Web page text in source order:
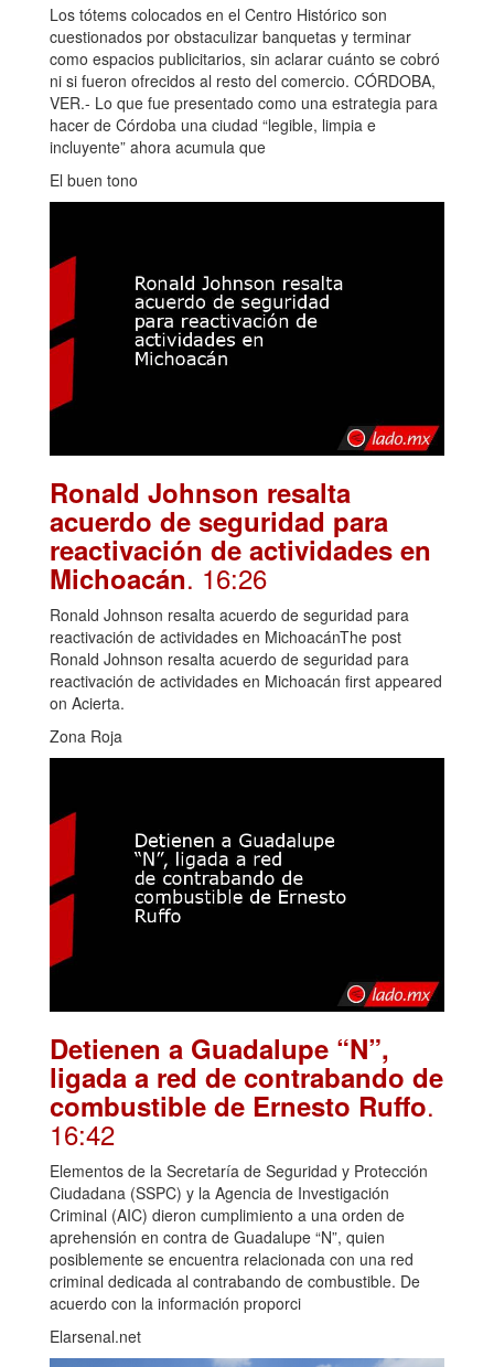
Los tótems colocados en el Centro Histórico son
cuestionados por obstaculizar banquetas y terminar
como espacios publicitarios, sin aclarar cuánto se cobró
ni si fueron ofrecidos al resto del comercio. CÓRDOBA,
VER.- Lo que fue presentado como una estrategia para
hacer de Córdoba una ciudad “legible, limpia e
incluyente” ahora acumula que
El buen tono
Ronald Johnson resalta
acuerdo de seguridad para
reactivación de actividades en
Michoacán. 16:26
Ronald Johnson resalta acuerdo de seguridad para
reactivación de actividades en MichoacánThe post
Ronald Johnson resalta acuerdo de seguridad para
reactivación de actividades en Michoacán first appeared
on Acierta.
Zona Roja
Detienen a Guadalupe “N”,
ligada a red de contrabando de
combustible de Ernesto Ruffo.
16:42
Elementos de la Secretaría de Seguridad y Protección
Ciudadana (SSPC) y la Agencia de Investigación
Criminal (AIC) dieron cumplimiento a una orden de
aprehensión en contra de Guadalupe “N”, quien
posiblemente se encuentra relacionada con una red
criminal dedicada al contrabando de combustible. De
acuerdo con la información proporci
Elarsenal.net